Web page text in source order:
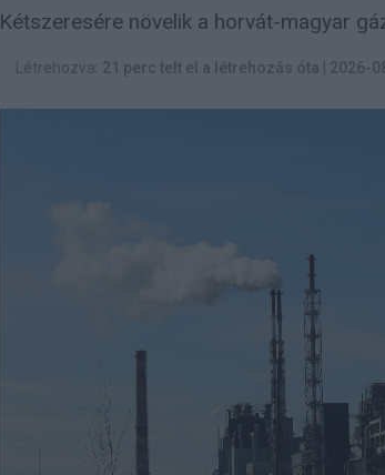
Kétszeresére növelik a horvát-magyar
Létrehozva: 21 perc telt el a létrehozás óta 2026-